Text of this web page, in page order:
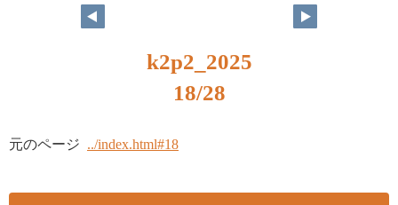
k2p2_2025
18/28
元のページ ../index.html#18